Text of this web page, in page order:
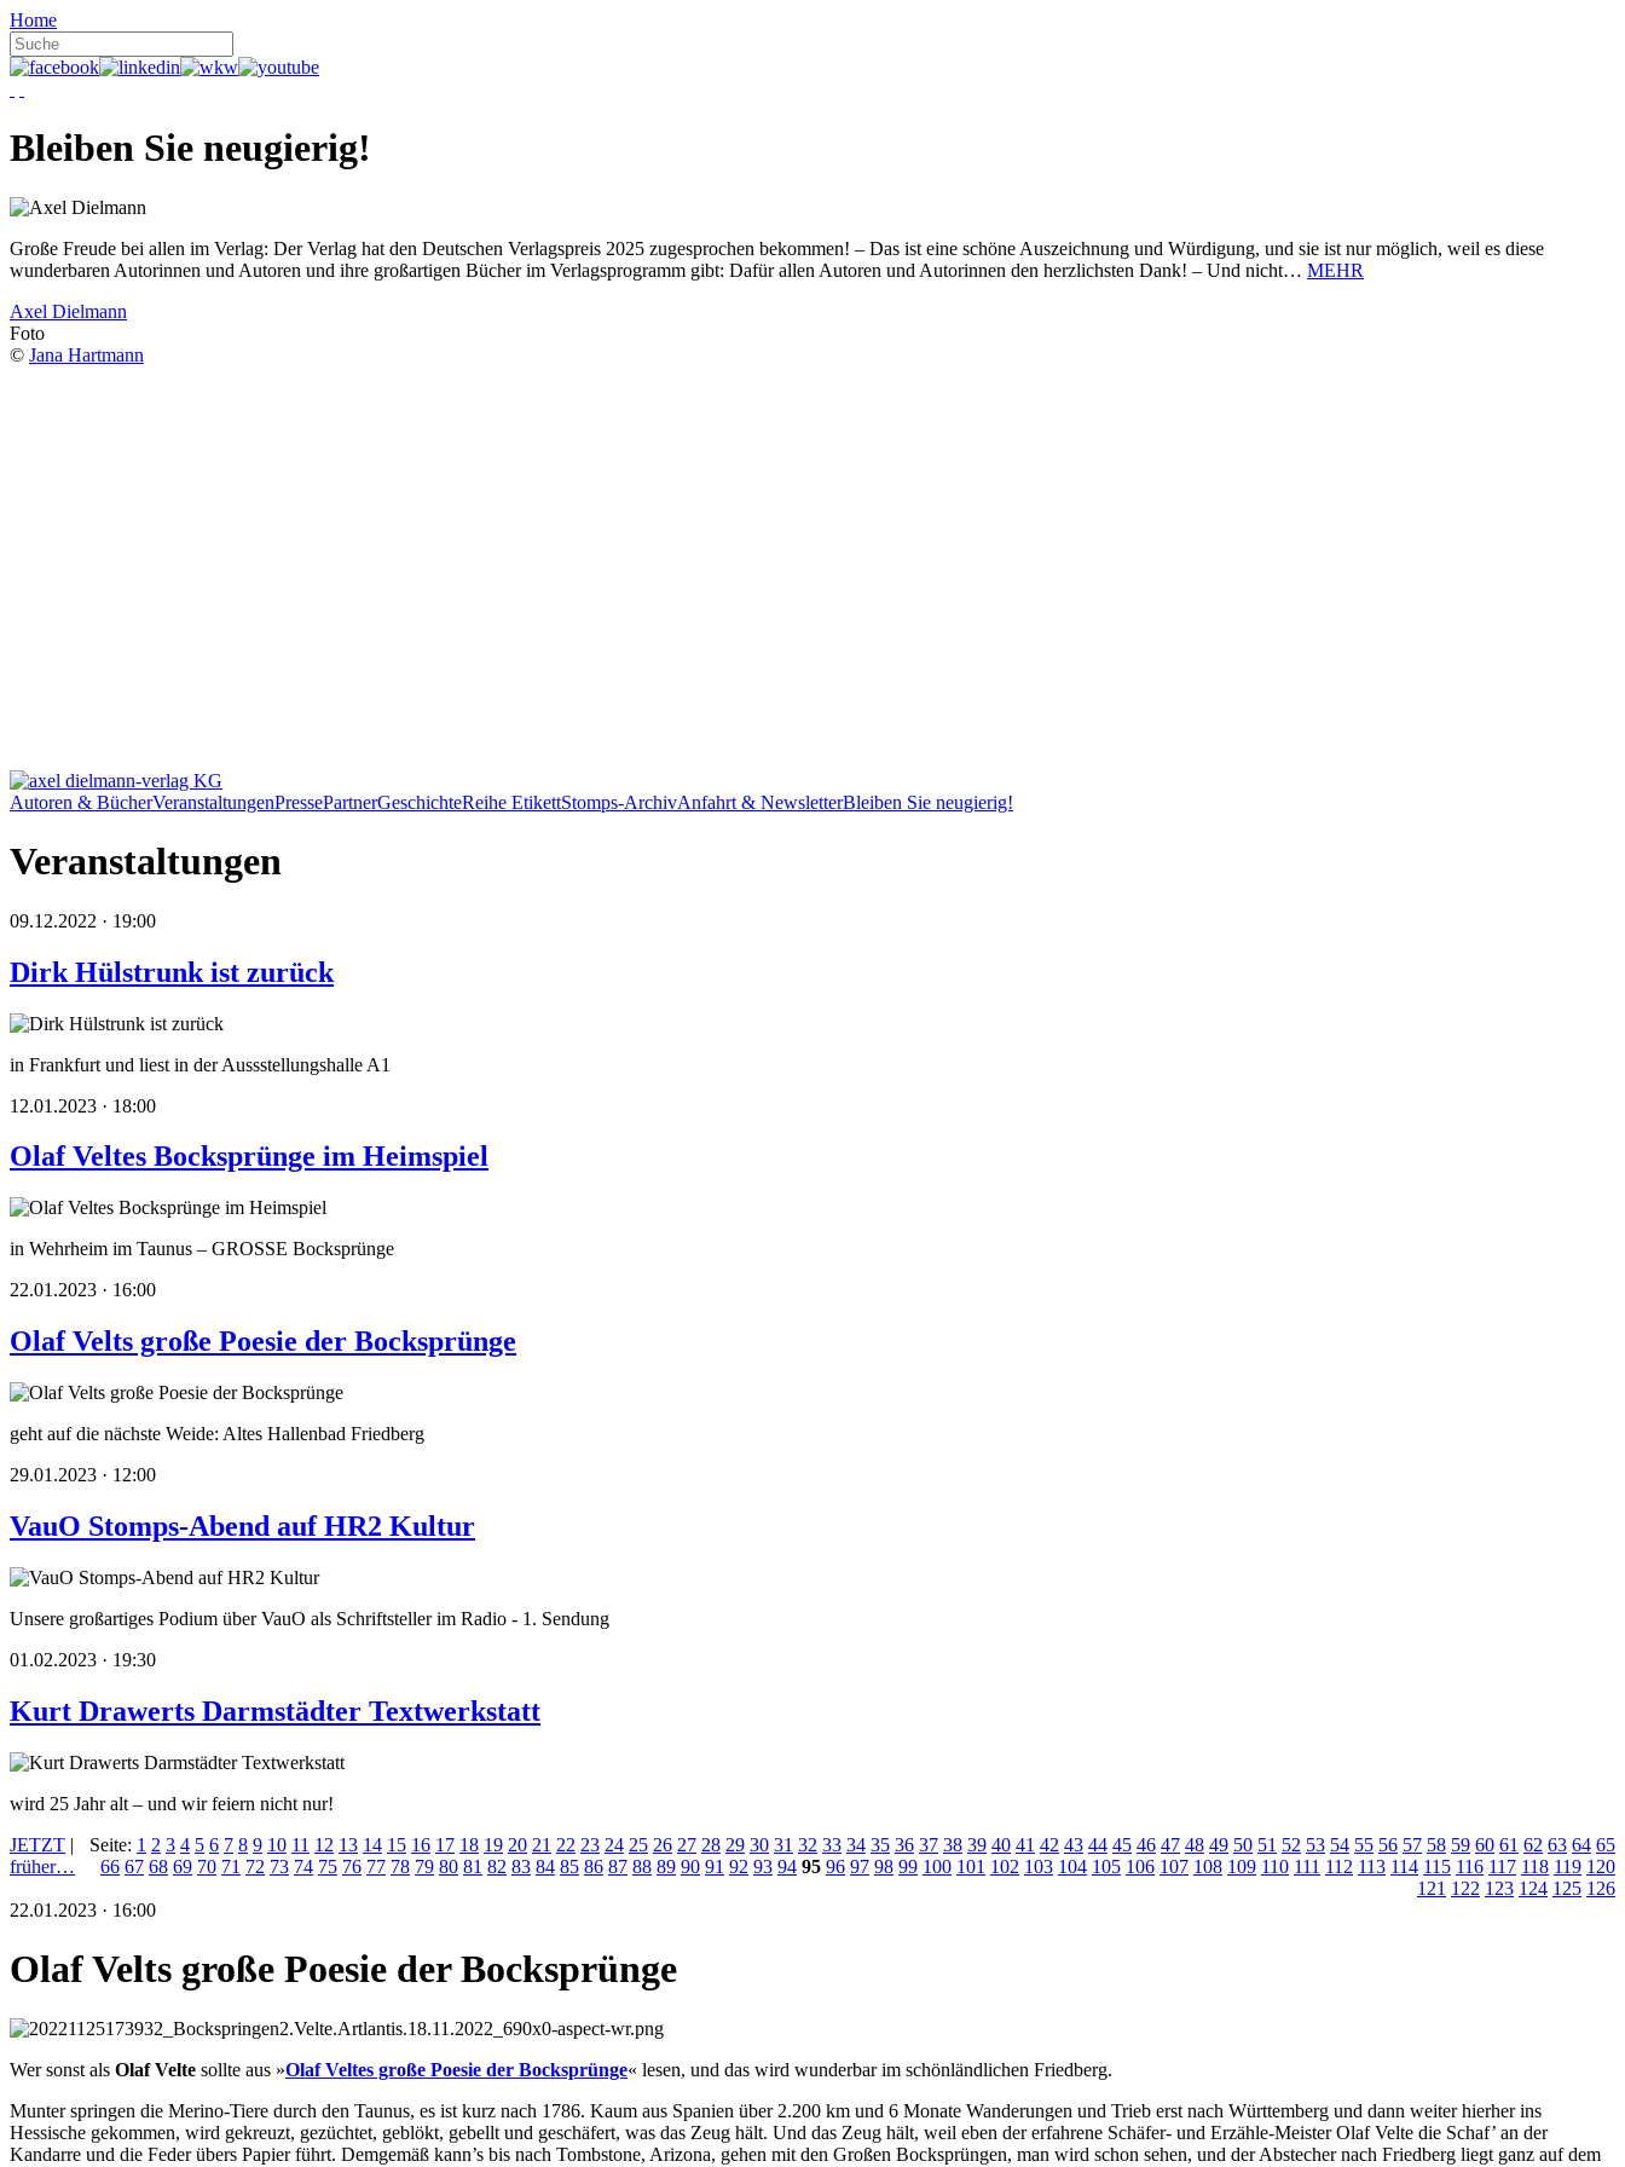
Home
Bleiben Sie neugierig!
Große Freude bei allen im Verlag: Der Verlag hat den Deutschen Verlagspreis 2025 zugesprochen bekommen! – Das ist eine schöne Auszeichnung und Würdigung, und sie ist nur möglich, weil es diese
wunderbaren Autorinnen und Autoren und ihre großartigen Bücher im Verlagsprogramm gibt: Dafür allen Autoren und Autorinnen den herzlichsten Dank! – Und nicht… MEHR
Axel Dielmann
Foto
© Jana Hartmann
Autoren & BücherVeranstaltungenPressePartnerGeschichteReihe EtikettStomps-ArchivAnfahrt & NewsletterBleiben Sie neugierig!
Veranstaltungen
09.12.2022 · 19:00
Dirk Hülstrunk ist zurück
in Frankfurt und liest in der Aussstellungshalle A1
12.01.2023 · 18:00
Olaf Veltes Bocksprünge im Heimspiel
in Wehrheim im Taunus – GROSSE Bocksprünge
22.01.2023 · 16:00
Olaf Velts große Poesie der Bocksprünge
geht auf die nächste Weide: Altes Hallenbad Friedberg
29.01.2023 · 12:00
VauO Stomps-Abend auf HR2 Kultur
Unsere großartiges Podium über VauO als Schriftsteller im Radio - 1. Sendung
01.02.2023 · 19:30
Kurt Drawerts Darmstädter Textwerkstatt
wird 25 Jahr alt – und wir feiern nicht nur!
JETZT |
früher…
Seite: 1 2 3 4 5 6 7 8 9 10 11 12 13 14 15 16 17 18 19 20 21 22 23 24 25 26 27 28 29 30 31 32 33 34 35 36 37 38 39 40 41 42 43 44 45 46 47 48 49 50 51 52 53 54 55 56 57 58 59 60 61 62 63 64 65
66 67 68 69 70 71 72 73 74 75 76 77 78 79 80 81 82 83 84 85 86 87 88 89 90 91 92 93 94 95 96 97 98 99 100 101 102 103 104 105 106 107 108 109 110 111 112 113 114 115 116 117 118 119 120
121 122 123 124 125 126
22.01.2023 · 16:00
Olaf Velts große Poesie der Bocksprünge
Wer sonst als Olaf Velte sollte aus »Olaf Veltes große Poesie der Bocksprünge« lesen, und das wird wunderbar im schönländlichen Friedberg.
Munter springen die Merino-Tiere durch den Taunus, es ist kurz nach 1786. Kaum aus Spanien über 2.200 km und 6 Monate Wanderungen und Trieb erst nach Württemberg und dann weiter hierher ins
Hessische gekommen, wird gekreuzt, gezüchtet, geblökt, gebellt und geschäfert, was das Zeug hält. Und das Zeug hält, weil eben der erfahrene Schäfer- und Erzähle-Meister Olaf Velte die Schaf’ an der
Kandarre und die Feder übers Papier führt. Demgemäß kann’s bis nach Tombstone, Arizona, gehen mit den Großen Bocksprüngen, man wird schon sehen, und der Abstecher nach Friedberg liegt ganz auf dem